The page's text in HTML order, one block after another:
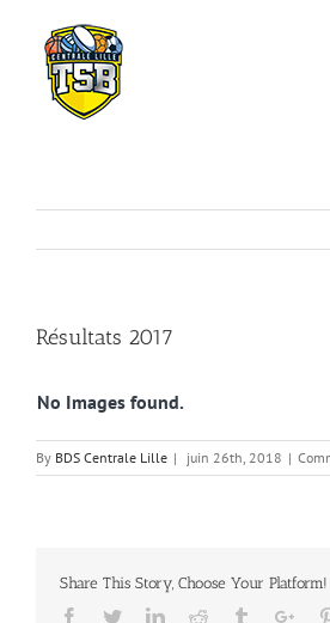
Résultats 2017
No Images found.
By BDS Centrale Lille | juin 26th, 2018 |
Share This Story, Choose Your Platform!
Facebook
TwitterLinkedinReddit Tumblr